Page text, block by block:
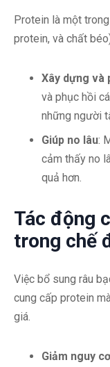
Protein là một
protein, và chất
Xây dựng và
và phục hồi
những người
Giúp no lâu:
cảm thấy no
quả hơn.
Tác động
trong chế
Việc bổ sung râu
cung cấp protein
giá.
Giảm nguy